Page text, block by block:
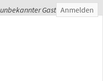
unbekannter Gast Anmelden